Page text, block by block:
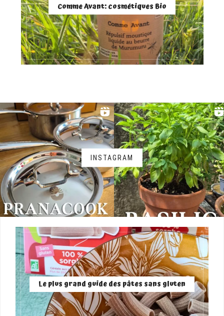
Comme Avant: cosmétiques Bio
INSTAGRAM
Le plus grand guide des pâtes sans gluten